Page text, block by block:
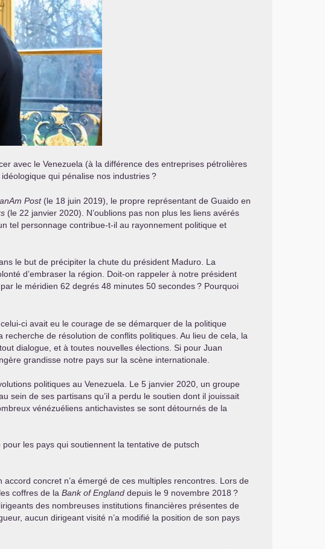
avec le Venezuela (à la différence des entreprises pétrolières
qui pénalise nos industries?
Post(le 18 juin 2019), le propre représentant de Guaido en
(le 22 janvier 2020). N’oublions pas non plus les liens avérés
tel personnage contribue-t-il au rayonnement politique et
le but de précipiter la chute du président Maduro. La
d’embraser la région. Doit-on rappeler à notre président
le méridien 62 degrés 48 minutes 50 secondes? Pourquoi
ci avait eu le courage de se démarquer de la politique
de résolution de conflits politiques. Au lieu de cela, la
dialogue, et à toutes nouvelles élections. Si pour Juan
grandisse notre pays sur la scène internationale.
politiques au Venezuela. Le 5 janvier 2020, un groupe
sein de ses partisans qu’il a perdu le soutien dont il jouissait
vénézuéliens antichavistes se sont détournés de la
les pays qui soutiennent la tentative de putsch
concret n’a émergé de ces multiples rencontres. Lors de
coffres de la Bank of England depuis le 9 novembre 2018 ?
des nombreuses institutions financières présentes de
aucun dirigeant visité n’a modifié la position de son pays